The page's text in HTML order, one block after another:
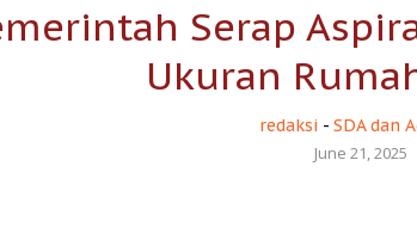
Serap
Ukuran
redaksi - SDA dan
June 21, 2025